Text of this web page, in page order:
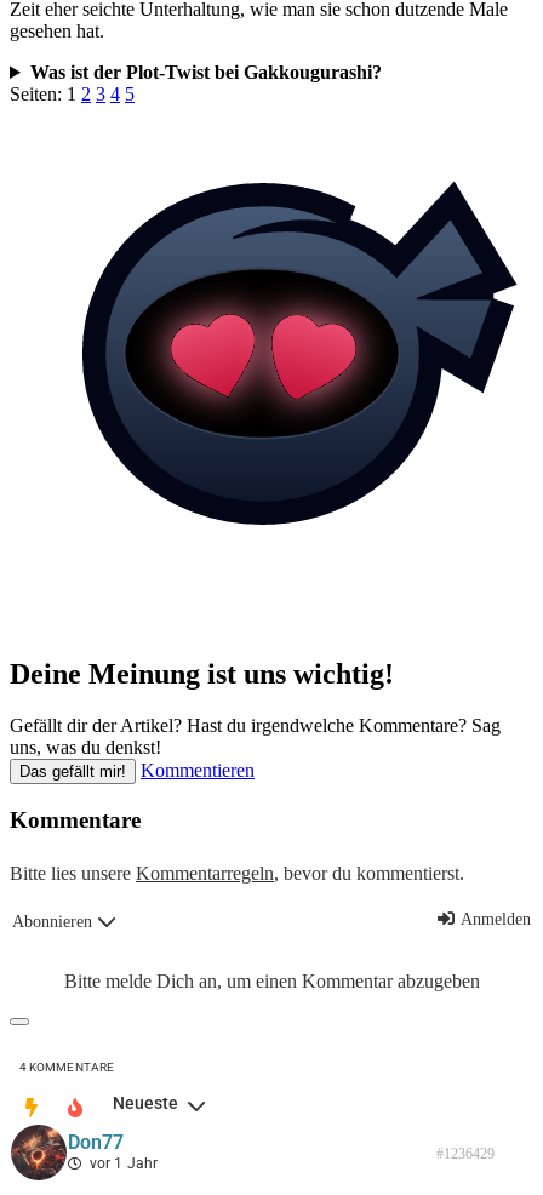
Zeit eher seichte Unterhaltung, wie man sie schon dutzende Male
gesehen hat.
Was ist der Plot-Twist bei Gakkougurashi?
Seiten: 1 2 3 4 5
Deine Meinung ist uns wichtig!
Gefällt dir der Artikel? Hast du irgendwelche Kommentare? Sag
uns, was du denkst!
Das gefällt mir! Kommentieren
Kommentare
Bitte lies unsere Kommentarregeln, bevor du kommentierst.
Abonnieren Anmelden
Bitte melde Dich an, um einen Kommentar abzugeben
4KOMMENTARE
Neueste
Don77
vor 1 Jahr
#1236429